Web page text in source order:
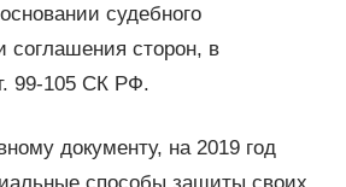
судебного
соглашения сторон, в
99-105 СК РФ.
документу, на 2019 год